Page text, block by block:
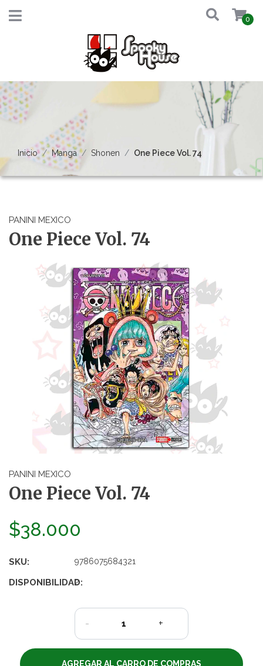
0
Inicio Manga Shonen One Piece Vol. 74
PANINI MEXICO
One Piece Vol. 74
PANINI MEXICO
One Piece Vol. 74
$38.000
SKU: 9786075684321
DISPONIBILIDAD:
2
- +